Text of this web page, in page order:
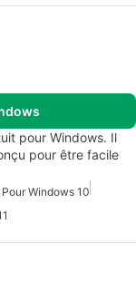
pour Windows. Il
pour être facile
Windows 10